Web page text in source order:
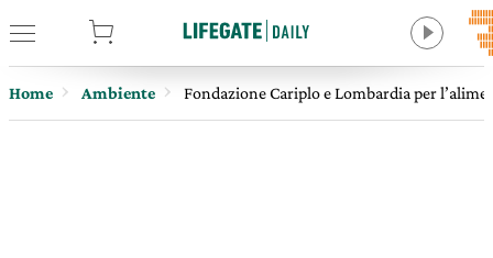
Home Ambiente Fondazione Cariplo e Lombardia per